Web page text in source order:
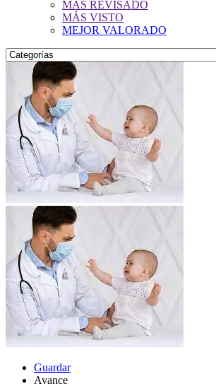
MÁS REVISADO
MÁS VISTO
MEJOR VALORADO
Guardar
Avance